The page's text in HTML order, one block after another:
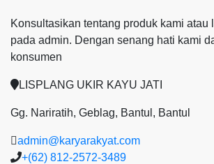
Konsultasikan tentang produk kami atau
pada admin. Dengan senang hati kami
konsumen
LISPLANG UKIR KAYU JATI
Gg. Nariratih, Geblag, Bantul, Bantul
admin@karyarakyat.com
+(62) 812-2572-3489